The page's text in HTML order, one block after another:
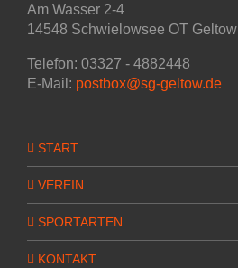
Am Wasser 2-4
14548 Schwielowsee OT Geltow
Telefon: 03327 - 4882448
E-Mail: postbox@sg-geltow.de
START
VEREIN
SPORTARTEN
KONTAKT